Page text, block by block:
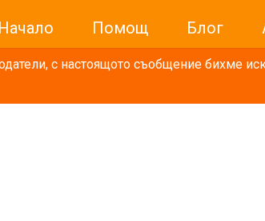
Начало Помощ Блог
с настоящото съобщение бихме